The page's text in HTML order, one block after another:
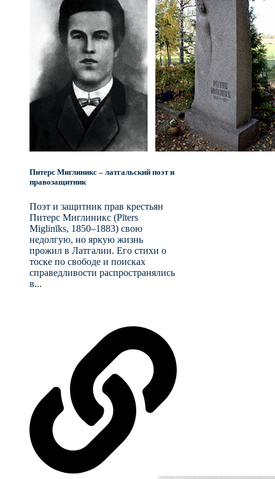
Питерс Миглиникс – латгальский поэт и
правозащитник
Поэт и защитник прав крестьян
Питерс Миглиникс (Pīters
Miglinīks, 1850–1883) свою
недолгую, но яркую жизнь
прожил в Латгалии. Его стихи о
тоске по свободе и поисках
справедливости распространялись
в...